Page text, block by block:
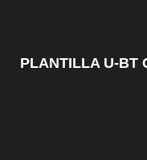
PLANTILLA U-BT